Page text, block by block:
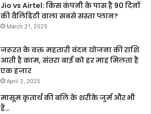
Jio vs Airtel: किस कंपनी के पास है 90 दिनों
की वैलिडिटी वाला सबसे सस्ता प्लान?
March 21, 2025
जरूरत के वक्त महतारी वंदन योजना की राशि
आती है काम, संतरा बाई को हर माह मिलता है
एक हजार
April 2, 2025
मासूम कृतार्थ की बलि के शरीके जुर्म और भी
हैं…